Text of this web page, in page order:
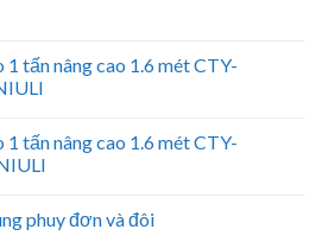
1 tấn nâng cao 1.6 mét CTY-
1 tấn nâng cao 1.6 mét CTY-
phuy đơn và đôi